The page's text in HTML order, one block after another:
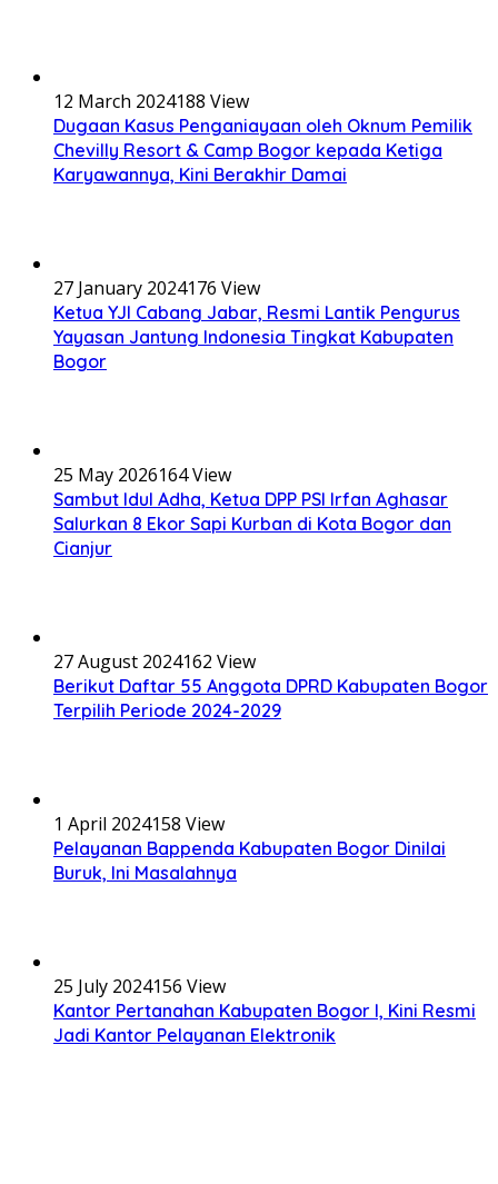
12 March 2024188 View
Dugaan Kasus Penganiayaan oleh Oknum Pemilik
Chevilly Resort & Camp Bogor kepada Ketiga
Karyawannya, Kini Berakhir Damai
27 January 2024176 View
Ketua YJI Cabang Jabar, Resmi Lantik Pengurus
Yayasan Jantung Indonesia Tingkat Kabupaten
Bogor
25 May 2026164 View
Sambut Idul Adha, Ketua DPP PSI Irfan Aghasar
Salurkan 8 Ekor Sapi Kurban di Kota Bogor dan
Cianjur
27 August 2024162 View
Berikut Daftar 55 Anggota DPRD Kabupaten Bogor
Terpilih Periode 2024-2029
1 April 2024158 View
Pelayanan Bappenda Kabupaten Bogor Dinilai
Buruk, Ini Masalahnya
25 July 2024156 View
Kantor Pertanahan Kabupaten Bogor I, Kini Resmi
Jadi Kantor Pelayanan Elektronik